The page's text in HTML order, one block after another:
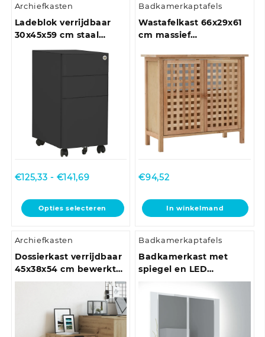
Archiefkasten
Ladeblok verrijdbaar
30x45x59 cm staal
antracietkleurig
€125,33 - €141,69Prijsklasse:
tot
€141,69
Opties selecteren
Dit
product
meerdere
variaties.
Deze
optie
worden
Badkamerkaptafels
Wastafelkast 66x29x61
cm massief
€94,52
In winkelmand
Archiefkasten
Dossierkast verrijdbaar
45x38x54 cm bewerkt
hout bruineiken
Badkamerkaptafels
Badkamerkast met
spiegel en LED
80x12x45 cm acryl
hoogglans wit